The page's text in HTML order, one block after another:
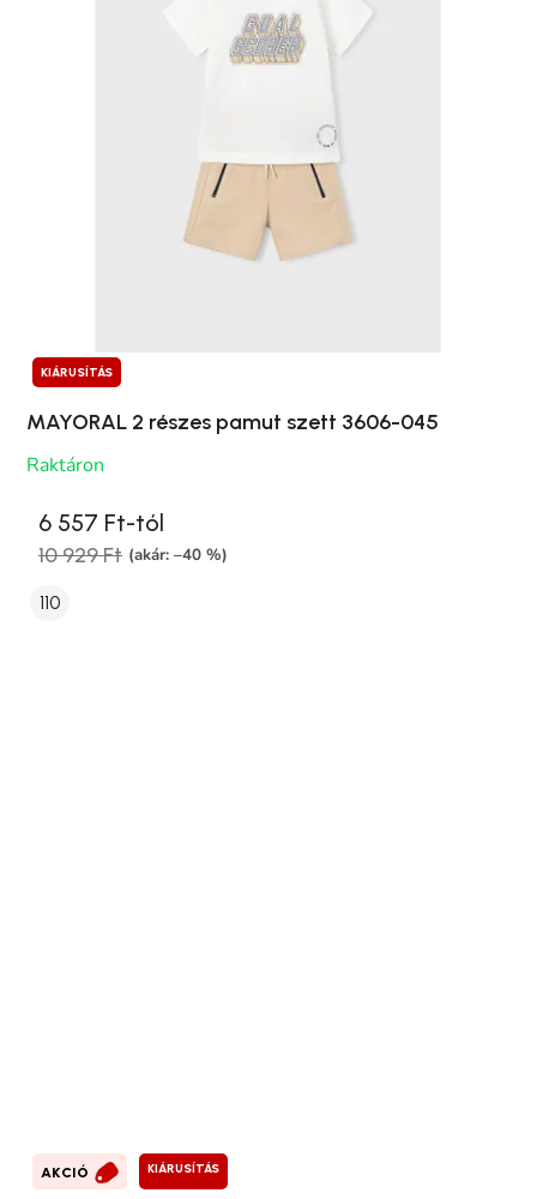
KIÁRUSÍTÁS
MAYORAL 2 részes pamut szett 3606-045
Raktáron
6 557 Ft-tól
10 929 Ft (akár: –40 %)
110
AKCIÓ KIÁRUSÍTÁS